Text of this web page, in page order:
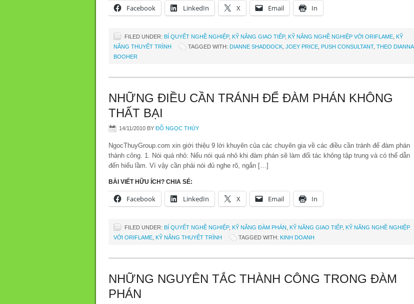
Facebook LinkedIn X Email In
FILED UNDER: BÍ QUYẾT NGHỀ NGHIỆP, KỸ NĂNG GIAO TIẾP, KỸ NĂNG NGHỀ NGHIỆP VỚI ORIFLAME KỸ
NĂNG THUYẾT TRÌNH
TAGGED WITH: DIANNE SHADDOCK JOEY PRICE PUSH CONSULTANT, THEO DIANNA
BOOHER
NHỮNG ĐIỀU CẦN TRÁNH ĐỂ ĐÀM PHÁN KHÔNG
THẤT BẠI
14/11/2010 BY ĐỖ NGỌC THÚY
NgocThuyGroup.com xin giới thiệu 9 lời khuyên của các chuyên gia về các điều cần tránh để đàm phán
thành công. 1. Nói quá nhỏ: Nếu nói quá nhỏ khi đàm phán sẽ làm đối tác không tập trung và có thể dẫn
đến hiểu lầm. Vì vậy cần phải nói đủ nghe rõ, ngắn […]
BÀI VIẾT HỮU ÍCH? CHIA SẺ:
Facebook LinkedIn X Email In
FILED UNDER: BÍ QUYẾT NGHỀ NGHIỆP, KỸ NĂNG ĐÀM PHÁN KỸ NĂNG GIAO TIẾP, KỸ NĂNG NGHỀ NGHIỆP
VỚI ORIFLAME KỸ NĂNG THUYẾT TRÌNH TAGGED WITH: KINH DOANH
NHỮNG NGUYÊN TẮC THÀNH CÔNG TRONG ĐÀM
PHÁN